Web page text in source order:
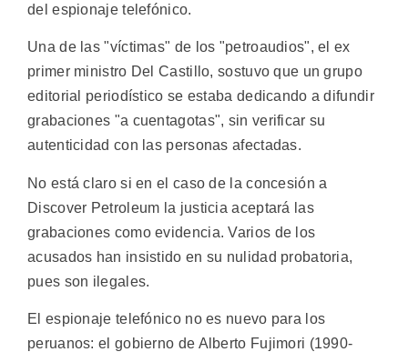
del espionaje telefónico.
Una de las "víctimas" de los "petroaudios", el ex
primer ministro Del Castillo, sostuvo que un grupo
editorial periodístico se estaba dedicando a difundir
grabaciones "a cuentagotas", sin verificar su
autenticidad con las personas afectadas.
No está claro si en el caso de la concesión a
Discover Petroleum la justicia aceptará las
grabaciones como evidencia. Varios de los
acusados han insistido en su nulidad probatoria,
pues son ilegales.
El espionaje telefónico no es nuevo para los
peruanos: el gobierno de Alberto Fujimori (1990-